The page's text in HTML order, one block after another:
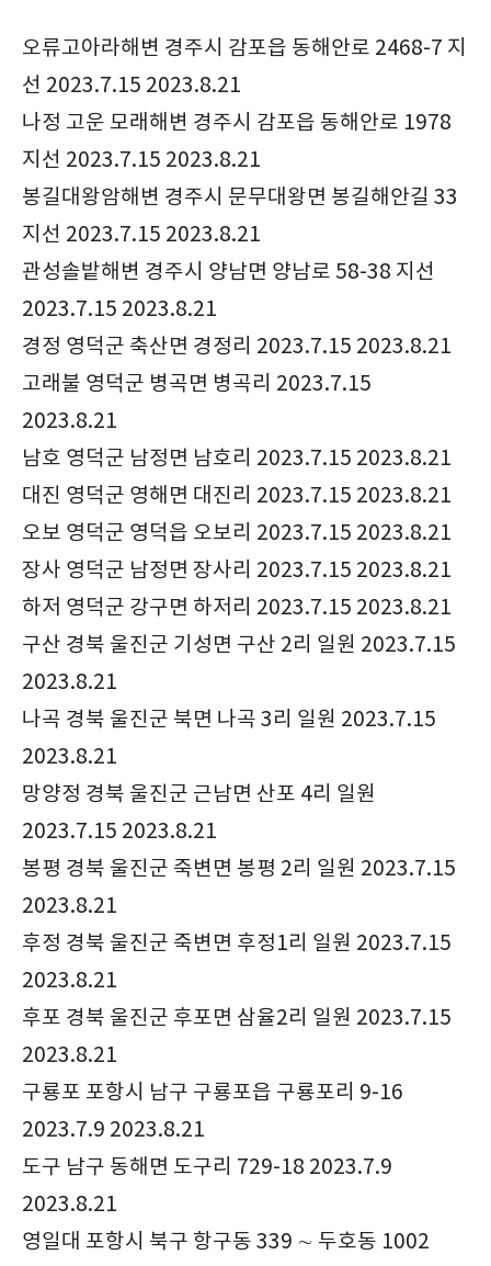
오류고아라해변 경주시 감포읍 동해안로 2468-7 지
선 2023.7.15 2023.8.21
나정 고운 모래해변 경주시 감포읍 동해안로 1978
지선 2023.7.15 2023.8.21
봉길대왕암해변 경주시 문무대왕면 봉길해안길 33
지선 2023.7.15 2023.8.21
관성솔밭해변 경주시 양남면 양남로 58-38 지선
2023.7.15 2023.8.21
경정 영덕군 축산면 경정리 2023.7.15 2023.8.21
고래불 영덕군 병곡면 병곡리 2023.7.15
2023.8.21
남호 영덕군 남정면 남호리 2023.7.15 2023.8.21
대진 영덕군 영해면 대진리 2023.7.15 2023.8.21
오보 영덕군 영덕읍 오보리 2023.7.15 2023.8.21
장사 영덕군 남정면 장사리 2023.7.15 2023.8.21
하저 영덕군 강구면 하저리 2023.7.15 2023.8.21
구산 경북 울진군 기성면 구산 2리 일원 2023.7.15
2023.8.21
나곡 경북 울진군 북면 나곡 3리 일원 2023.7.15
2023.8.21
망양정 경북 울진군 근남면 산포 4리 일원
2023.7.15 2023.8.21
봉평 경북 울진군 죽변면 봉평 2리 일원 2023.7.15
2023.8.21
후정 경북 울진군 죽변면 후정1리 일원 2023.7.15
2023.8.21
후포 경북 울진군 후포면 삼율2리 일원 2023.7.15
2023.8.21
구룡포 포항시 남구 구룡포읍 구룡포리 9-16
2023.7.9 2023.8.21
도구 남구 동해면 도구리 729-18 2023.7.9
2023.8.21
영일대 포항시 북구 항구동 339 ∼ 두호동 1002